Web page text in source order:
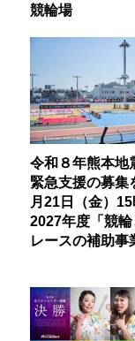
競輪場
令和８年熊本地
緊急支援の募集
月21日（金）
2027年度「競輪
レースの補助事